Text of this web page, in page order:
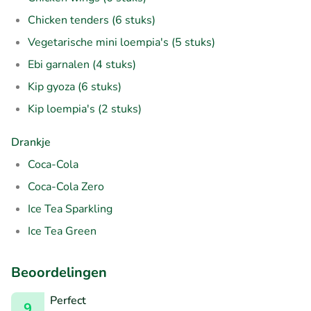
Chicken tenders (6 stuks)
Vegetarische mini loempia's (5 stuks)
Ebi garnalen (4 stuks)
Kip gyoza (6 stuks)
Kip loempia's (2 stuks)
Drankje
Coca-Cola
Coca-Cola Zero
Ice Tea Sparkling
Ice Tea Green
Beoordelingen
Perfect